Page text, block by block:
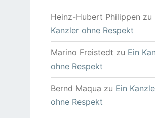
Heinz-Hubert Philippen zu
Kanzler ohne Respekt
Marino Freistedt zu Ein
ohne Respekt
Bernd Maqua zu Ein
ohne Respekt